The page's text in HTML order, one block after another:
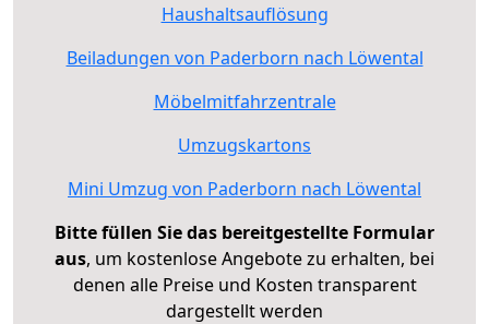
Haushaltsauflösung
Beiladungen von Paderborn nach Löwental
Möbelmitfahrzentrale
Umzugskartons
Mini Umzug von Paderborn nach Löwental
Bitte füllen Sie das bereitgestellte Formular
aus, um kostenlose Angebote zu erhalten, bei
denen alle Preise und Kosten transparent
dargestellt werden